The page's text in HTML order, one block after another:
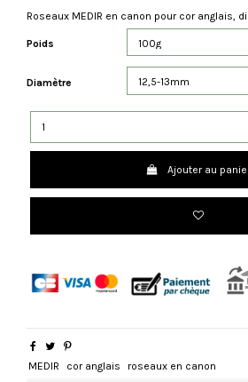
Roseaux MEDIR en canon pour cor anglais,
Poids
Diamètre
Ajouter au
MEDIR cor anglais roseaux en canon